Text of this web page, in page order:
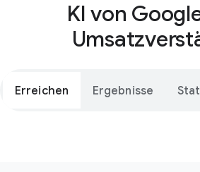
KI von
Erreichen Ergebnisse